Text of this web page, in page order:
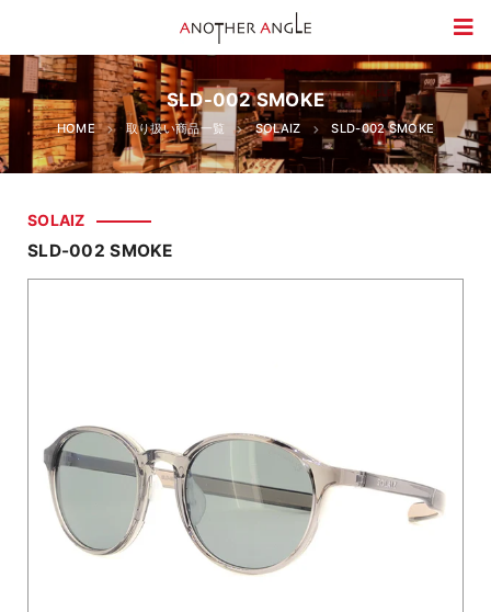
SLD-002 SMOKE
HOME 取り扱い商品一覧 SOLAIZ SLD-002 SMOKE
SOLAIZ
SLD-002 SMOKE